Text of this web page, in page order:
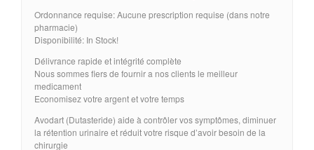
Ordonnance requise: Aucune prescription requise (dans notre
pharmacie)
Disponibilité: In Stock!
Délivrance rapide et intégrité complète
Nous sommes fiers de fournir a nos clients le meilleur
medicament
Economisez votre argent et votre temps
Avodart (Dutasteride) aide à contrôler vos symptômes, diminuer
la rétention urinaire et réduit votre risque d’avoir besoin de la
chirurgie